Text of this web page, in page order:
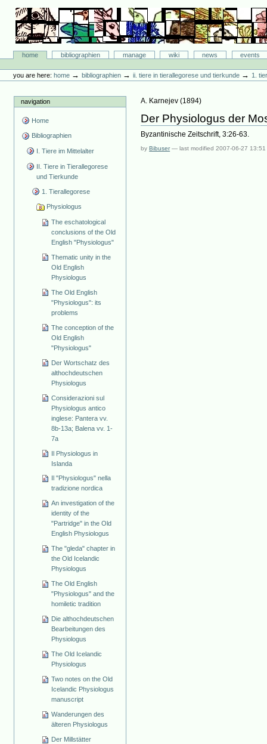
content.
navigation
Bibliographie-Portal
Sectionshome bibliographien manage wiki news
events
tools
you are here: home →bibliographien →ii. tiere in tierallegorese und tierkunde →1.
navigation
Home
Bibliographien
I. Tiere im Mittelalter
II. Tiere in Tierallegorese
und Tierkunde
1. Tierallegorese
Physiologus
The eschatological
conclusions of the Old
English "Physiologus"
Thematic unity in the
Old English
Physiologus
The Old English
"Physiologus": its
problems
The conception of the
Old English
"Physiologus"
Der Wortschatz des
althochdeutschen
Physiologus
Considerazioni sul
Physiologus antico
inglese: Pantera vv.
8b-13a; Balena vv. 1-
7a
Il Physiologus in
Islanda
Il "Physiologus" nella
tradizione nordica
An investigation of the
identity of the
"Partridge" in the Old
English Physiologus
The "gleda" chapter in
the Old Icelandic
Physiologus
The Old English
"Physiologus" and the
homiletic tradition
Die althochdeutschen
Bearbeitungen des
Physiologus
The Old Icelandic
Physiologus
Two notes on the Old
Icelandic Physiologus
manuscript
Wanderungen des
älteren Physiologus
Der Millstätter
A. Karnejev (1894)
Der Physiologus der
Byzantinische Zeitschrift, 3:26-63.
byBibuser —last modified2007-06-27 13:51